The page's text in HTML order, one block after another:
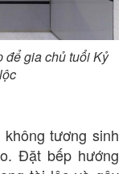
để gia chủ tuổi Kỷ
tương sinh
Đặt bếp hướng